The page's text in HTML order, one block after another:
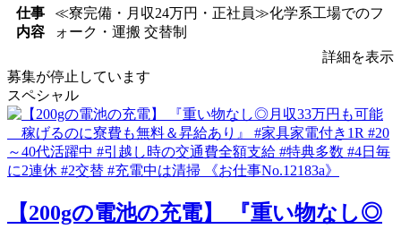
仕事
内容
≪寮完備・月収24万円・正社員≫化学系工場でのフ
ォーク・運搬 交替制
詳細を表示
募集が停止しています
スペシャル
【200gの電池の充電】 『重い物なし◎